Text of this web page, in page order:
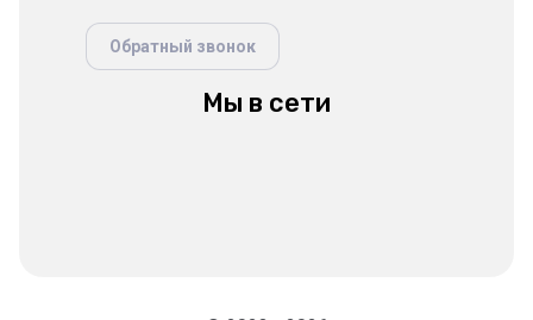
Обратный звонок
Мы в сети